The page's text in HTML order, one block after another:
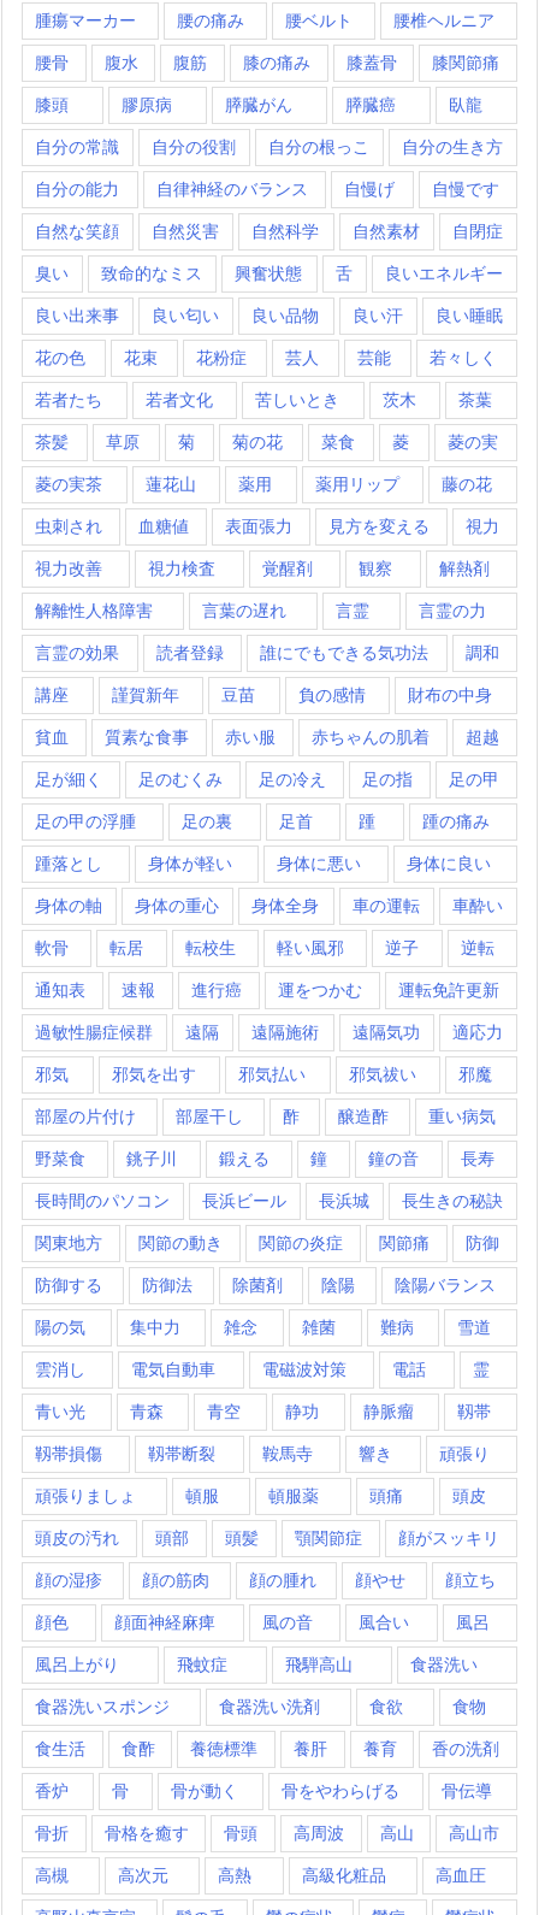
腫瘍マーカー 腰の痛み 腰ベルト 腰椎ヘルニア
腰骨 腹水 腹筋 膝の痛み 膝蓋骨 膝関節痛
膝頭 膠原病 膵臓がん 膵臓癌 臥龍
自分の常識 自分の役割 自分の根っこ 自分の生き方
自分の能力 自律神経のバランス 自慢げ 自慢です
自然な笑顔 自然災害 自然科学 自然素材 自閉症
臭い 致命的なミス 興奮状態 舌 良いエネルギー
良い出来事 良い匂い 良い品物 良い汗 良い睡眠
花の色 花束 花粉症 芸人 芸能 若々しく
若者たち 若者文化 苦しいとき 茨木 茶葉
茶髪 草原 菊 菊の花 菜食 菱 菱の実
菱の実茶 蓮花山 薬用 薬用リップ 藤の花
虫刺され 血糖値 表面張力 見方を変える 視力
視力改善 視力検査 覚醒剤 観察 解熱剤
解離性人格障害 言葉の遅れ 言霊 言霊の力
言霊の効果 読者登録 誰にでもできる気功法 調和
講座 謹賀新年 豆苗 負の感情 財布の中身
貧血 質素な食事 赤い服 赤ちゃんの肌着 超越
足が細く 足のむくみ 足の冷え 足の指 足の甲
足の甲の浮腫 足の裏 足首 踵 踵の痛み
踵落とし 身体が軽い 身体に悪い 身体に良い
身体の軸 身体の重心 身体全身 車の運転 車酔い
軟骨 転居 転校生 軽い風邪 逆子 逆転
通知表 速報 進行癌 運をつかむ 運転免許更新
過敏性腸症候群 遠隔 遠隔施術 遠隔気功 適応力
邪気 邪気を出す 邪気払い 邪気祓い 邪魔
部屋の片付け 部屋干し 酢 醸造酢 重い病気
野菜食 銚子川 鍛える 鐘 鐘の音 長寿
長時間のパソコン 長浜ビール 長浜城 長生きの秘訣
関東地方 関節の動き 関節の炎症 関節痛 防御
防御する 防御法 除菌剤 陰陽 陰陽バランス
陽の気 集中力 雑念 雑菌 難病 雪道
雲消し 電気自動車 電磁波対策 電話 霊
青い光 青森 青空 静功 静脈瘤 靱帯
靱帯損傷 靱帯断裂 鞍馬寺 響き 頑張り
頑張りましょ 頓服 頓服薬 頭痛 頭皮
頭皮の汚れ 頭部 頭髪 顎関節症 顔がスッキリ
顔の湿疹 顔の筋肉 顔の腫れ 顔やせ 顔立ち
顔色 顔面神経麻痺 風の音 風合い 風呂
風呂上がり 飛蚊症 飛騨高山 食器洗い
食器洗いスポンジ 食器洗い洗剤 食欲 食物
食生活 食酢 養徳標準 養肝 養育 香の洗剤
香炉 骨 骨が動く 骨をやわらげる 骨伝導
骨折 骨格を癒す 骨頭 高周波 高山 高山市
高槻 高次元 高熱 高級化粧品 高血圧